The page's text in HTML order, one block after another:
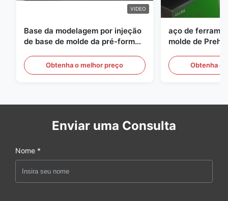
VIDEO
Base da modelagem por injeção
de base de molde da pré-forma
S136 P20Obtenha o melhor preço
aço de
molde de
Obtenha o
Enviar uma Consulta
Nome *